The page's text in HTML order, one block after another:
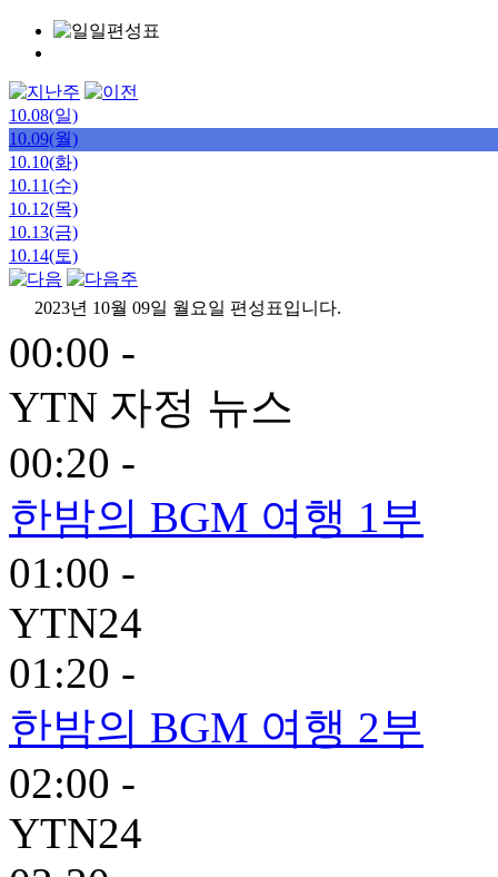
10.08(일)
10.09(월)
10.10(화)
10.11(수)
10.12(목)
10.13(금)
10.14(토)
2023년 10월 09일 월요일 편성표입니다.
00:00 -
YTN 자정 뉴스
00:20 -
한밤의 BGM 여행 1부
01:00 -
YTN24
01:20 -
한밤의 BGM 여행 2부
02:00 -
YTN24